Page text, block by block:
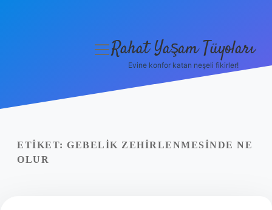
Yasal Uyarı
menüyü
Rahat Yaşam Tüyoları
Evine konfor katan neşeli fikirler!
ETIKET: GEBELIK ZEHIRLENMESINDE NE
OLUR